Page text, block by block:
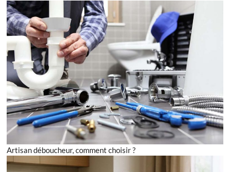
Artisan déboucheur, comment choisir ?